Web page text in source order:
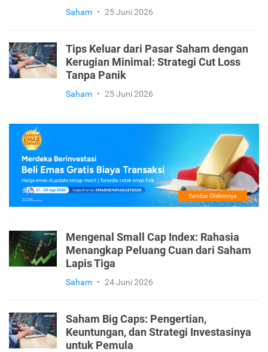
Saham • 25 Juni 2026
Tips Keluar dari Pasar Saham dengan
Kerugian Minimal: Strategi Cut Loss
Tanpa Panik
Saham • 25 Juni 2026
Mengenal Small Cap Index: Rahasia
Menangkap Peluang Cuan dari Saham
Lapis Tiga
Saham • 24 Juni 2026
Saham Big Caps: Pengertian,
Keuntungan, dan Strategi Investasinya
untuk Pemula